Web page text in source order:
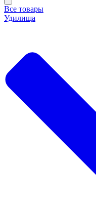
Все товары
Удилища